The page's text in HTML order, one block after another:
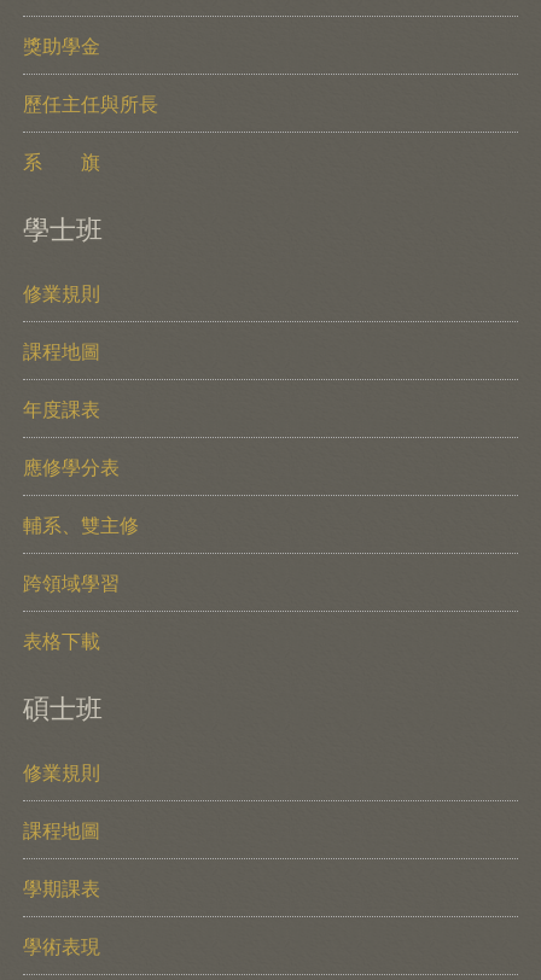
獎助學金
歷任主任與所長
系 旗
學士班
修業規則
課程地圖
年度課表
應修學分表
輔系、雙主修
跨領域學習
表格下載
碩士班
修業規則
課程地圖
學期課表
學術表現